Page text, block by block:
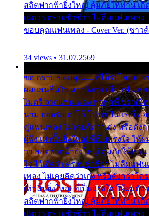
สถิตฟากฟ้ายิ่งใหญ่ คุ้มภัยให้ท่าน เถิ
เถิดว่า ตราบชั่วชีวา ไม่ลืมแฟนเพลง
ขอบคุณแฟนเพลง - Cover Ver. (ซาว
34 views • 31.07.2569
ขอ กราบ ขอบคุณ.... ที่ได้รับไออุ่น ก
ผมแสนชื่นใจ หายวังเวง เมื่อแฟนเพล
ไมตรี จากแฟนเพลง ทุกทุกที่ ปราณี
นาม ยอดรักเอาไว้ โปรดเป็นแรงใจ
คู่แฟนเพลง ไม่เคยคิดว่าเก่ง หรือดัง
ผู้ฟัง เท่านั้นยิ่งใหญ่ ที่เป็นแรงใจ ให้ผ
วา สถิตฟากฟ้ายิ่งใหญ่ คุ้มภัยให้ท่าน
ใจ ไว้เถิดว่า ตราบชั่วชีวา ไม่ลืมแฟ
เพลง ไม่เคยคิดว่าเก่ง หรือดังกว่าใ
เท่านั้นยิ่งใหญ่ ที่เป็นแรงใจ ให้ผมดัง
สถิตฟากฟ้ายิ่งใหญ่ คุ้มภัยให้ท่าน เถิ
เถิดว่า ตราบชั่วชีวา ไม่ลืมแฟนเพลง